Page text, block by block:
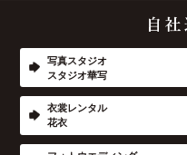
写真スタジオ
スタジオ華写
衣裳レンタル
花衣